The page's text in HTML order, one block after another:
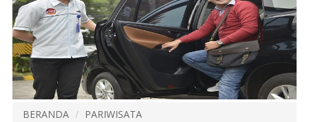
BERANDA PARIWISATA